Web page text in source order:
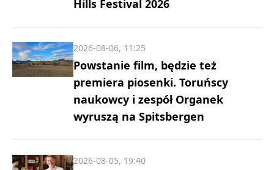
Hills Festival 2026
Powstanie film, będzie też
premiera piosenki. Toruńscy
naukowcy i zespół Organek
wyruszą na Spitsbergen
2026-08-06, 11:25
2026-08-05, 19:40